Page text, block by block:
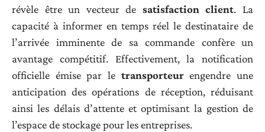
révèle être un vecteur de satisfaction client. La
capacité à informer en temps réel le destinataire de
l’arrivée imminente de sa commande confère un
avantage compétitif. Effectivement, la notification
officielle émise par le transporteurengendre une
anticipation des opérations de réception, réduisant
ainsi les délais d’attente et optimisant la gestion de
l’espace de stockage pour les entreprises.